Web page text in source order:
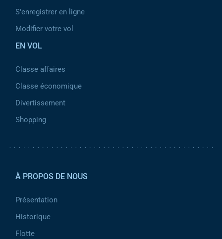
S'enregistrer en ligne
Modifier votre vol
EN VOL
Classe affaires
Classe économique
Divertissement
Shopping
À PROPOS DE NOUS
Présentation
Historique
Flotte